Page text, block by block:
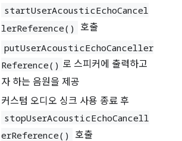
startUserAcousticEchoCancel
lerReference()
호출
putUserAcousticEchoCanceller
Reference() 로 스피커에 출력하고
자 하는 음원을 제공
커스텀 오디오 싱크 사용 종료 후
stopUserAcousticEchoCancell
erReference()
호출